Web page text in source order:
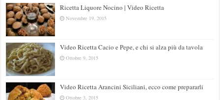
Ricetta Liquore Nocino | Video Ricetta
Novembre 19, 2015
Video Ricetta Cacio e Pepe, e chi si alza più da tavola
Ottobre 9, 2015
Video Ricetta Arancini Siciliani, ecco come prepararli
Ottobre 3, 2015